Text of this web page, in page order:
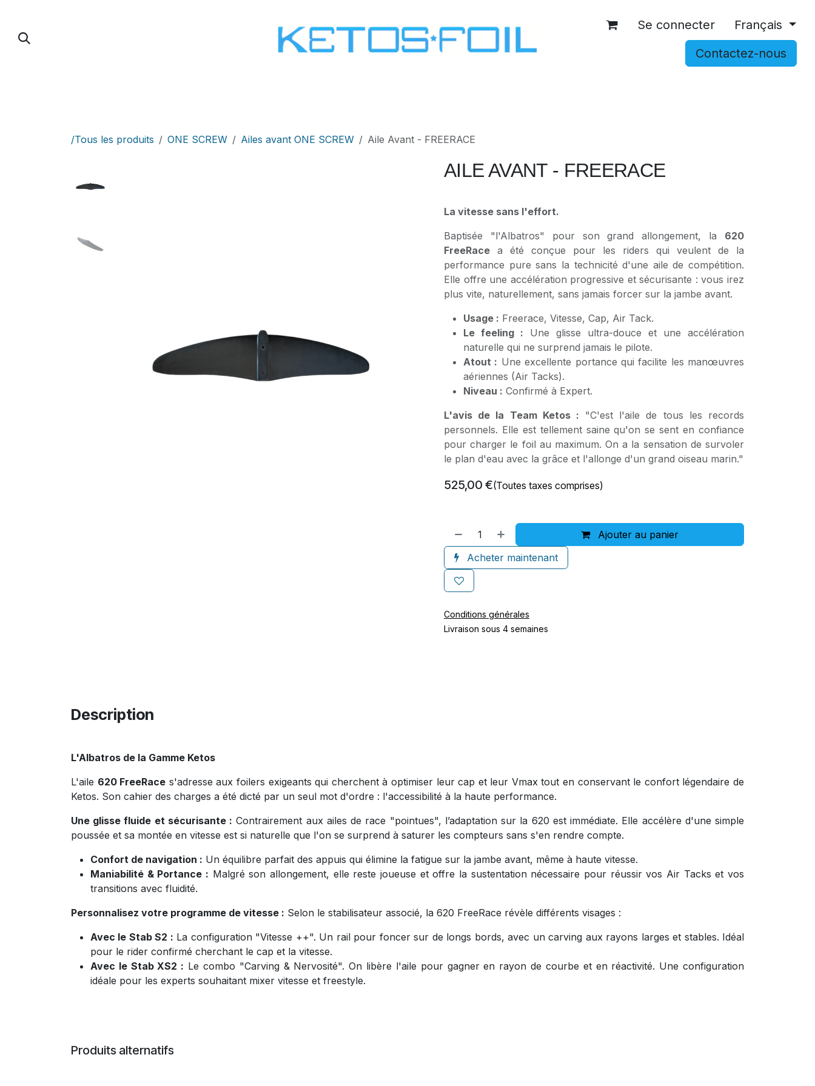
Se connecter
Français
Contactez-nous
/Tous les produits ONE SCREW Ailes avant ONE SCREW Aile Avant - FREERACE
AILE AVANT - FREERACE
La vitesse sans l'effort.
Baptisée "l'Albatros" pour son grand allongement, la 620
FreeRace a été conçue pour les riders qui veulent de la
performance pure sans la technicité d'une aile de compétition.
Elle offre une accélération progressive et sécurisante : vous irez
plus vite, naturellement, sans jamais forcer sur la jambe avant.
Usage : Freerace, Vitesse, Cap, Air Tack.
Le feeling : Une glisse ultra-douce et une accélération
naturelle qui ne surprend jamais le pilote.
Atout : Une excellente portance qui facilite les manœuvres
aériennes (Air Tacks).
Niveau : Confirmé à Expert.
L'avis de la Team Ketos : "C'est l'aile de tous les records
personnels. Elle est tellement saine qu'on se sent en confiance
pour charger le foil au maximum. On a la sensation de survoler
le plan d'eau avec la grâce et l'allonge d'un grand oiseau marin."
525,00 €(Toutes taxes comprises)
Ajouter au panier
Acheter maintenant
Conditions générales
Livraison sous 4 semaines
Description
L'Albatros de la Gamme Ketos
L'aile 620 FreeRace s'adresse aux foilers exigeants qui cherchent à optimiser leur cap et leur Vmax tout en conservant le confort légendaire de
Ketos. Son cahier des charges a été dicté par un seul mot d'ordre : l'accessibilité à la haute performance.
Une glisse fluide et sécurisante : Contrairement aux ailes de race "pointues", l’adaptation sur la 620 est immédiate. Elle accélère d'une simple
poussée et sa montée en vitesse est si naturelle que l'on se surprend à saturer les compteurs sans s'en rendre compte.
Confort de navigation : Un équilibre parfait des appuis qui élimine la fatigue sur la jambe avant, même à haute vitesse.
Maniabilité & Portance : Malgré son allongement, elle reste joueuse et offre la sustentation nécessaire pour réussir vos Air Tacks et vos
transitions avec fluidité.
Personnalisez votre programme de vitesse : Selon le stabilisateur associé, la 620 FreeRace révèle différents visages :
Avec le Stab S2 : La configuration "Vitesse ++". Un rail pour foncer sur de longs bords, avec un carving aux rayons larges et stables. Idéal
pour le rider confirmé cherchant le cap et la vitesse.
Avec le Stab XS2 : Le combo "Carving & Nervosité". On libère l'aile pour gagner en rayon de courbe et en réactivité. Une configuration
idéale pour les experts souhaitant mixer vitesse et freestyle.
Produits alternatifs